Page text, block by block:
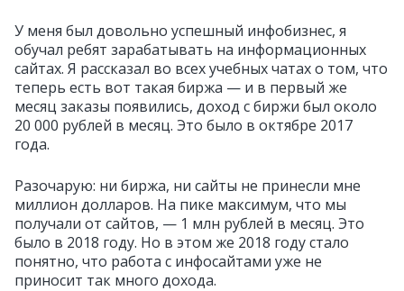
У меня был довольно успешный инфобизнес, я
обучал ребят зарабатывать на информационных
сайтах. Я рассказал во всех учебных чатах о том, что
теперь есть вот такая биржа — и в первый же
месяц заказы появились, доход с биржи был около
20 000 рублей в месяц. Это было в октябре 2017
года.
Разочарую: ни биржа, ни сайты не принесли мне
миллион долларов. На пике максимум, что мы
получали от сайтов, — 1 млн рублей в месяц. Это
было в 2018 году. Но в этом же 2018 году стало
понятно, что работа с инфосайтами уже не
приносит так много дохода.